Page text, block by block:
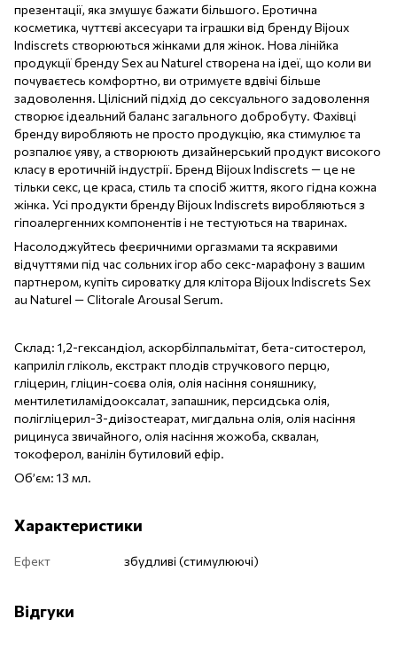
презентації, яка змушує бажати більшого. Еротична
косметика, чуттєві аксесуари та іграшки від бренду Bijoux
Indiscrets створюються жінками для жінок. Нова лінійка
продукції бренду Sex au Naturel створена на ідеї, що коли ви
почуваєтесь комфортно, ви отримуєте вдвічі більше
задоволення. Цілісний підхід до сексуального задоволення
створює ідеальний баланс загального добробуту. Фахівці
бренду виробляють не просто продукцію, яка стимулює та
розпалює уяву, а створюють дизайнерський продукт високого
класу в еротичній індустрії. Бренд Bijoux Indiscrets — це не
тільки секс, це краса, стиль та спосіб життя, якого гідна кожна
жінка. Усі продукти бренду Bijoux Indiscrets виробляються з
гіпоалергенних компонентів і не тестуються на тваринах.
Насолоджуйтесь феєричними оргазмами та яскравими
відчуттями під час сольних ігор або секс-марафону з вашим
партнером, купіть сироватку для клітора Bijoux Indiscrets Sex
au Naturel — Clitorale Arousal Serum.
Склад: 1,2-гександіол, аскорбілпальмітат, бета-ситостерол,
каприліл гліколь, екстракт плодів стручкового перцю,
гліцерин, гліцин-соєва олія, олія насіння соняшнику,
ментилетиламідооксалат, запашник, персидська олія,
полігліцерил-3-диізостеарат, мигдальна олія, олія насіння
рицинуса звичайного, олія насіння жожоба, сквалан,
токоферол, ванілін бутиловий ефір.
Об’єм: 13 мл.
Характеристики
Ефект збудливі (стимулюючі)
Відгуки